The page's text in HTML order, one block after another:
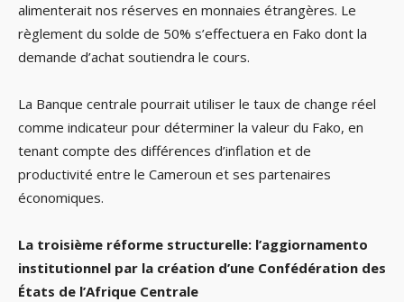
alimenterait nos réserves en monnaies étrangères. Le
règlement du solde de 50% s’effectuera en Fako dont la
demande d’achat soutiendra le cours.
La Banque centrale pourrait utiliser le taux de change réel
comme indicateur pour déterminer la valeur du Fako, en
tenant compte des différences d’inflation et de
productivité entre le Cameroun et ses partenaires
économiques.
La troisième réforme structurelle: l’aggiornamento
institutionnel par la création d’une Confédération des
États de l’Afrique Centrale